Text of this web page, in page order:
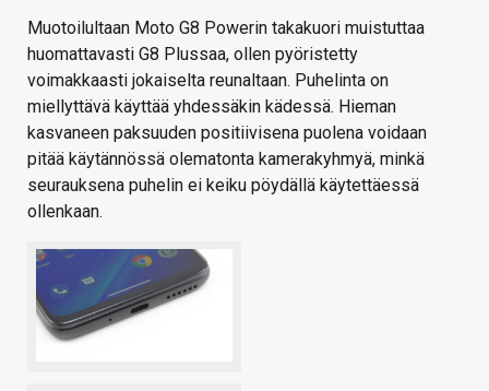
Muotoilultaan Moto G8 Powerin takakuori muistuttaa
huomattavasti G8 Plussaa, ollen pyöristetty
voimakkaasti jokaiselta reunaltaan. Puhelinta on
miellyttävä käyttää yhdessäkin kädessä. Hieman
kasvaneen paksuuden positiivisena puolena voidaan
pitää käytännössä olematonta kamerakyhmyä, minkä
seurauksena puhelin ei keiku pöydällä käytettäessä
ollenkaan.